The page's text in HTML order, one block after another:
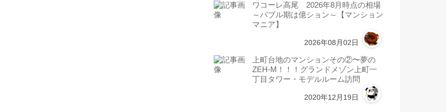
ワコーレ高尾 2026年8月時点の相場
～バブル期は億ション～【マンション
マニア】
2026年08月02日
上町台地のマンションその②〜夢の
ZEH-M！！！グランドメゾン上町一
丁目タワー・モデルルーム訪問
2020年12月19日